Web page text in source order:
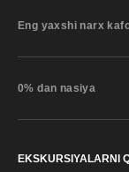
Eng yaxshi narx
0% dan nasiya
EKSKURSIYALARNI